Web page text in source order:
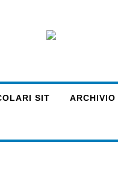
SIT ARCHIVIO